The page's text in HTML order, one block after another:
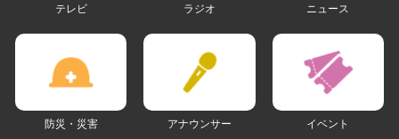
テレビ ラジオ ニュース
防災・災害 アナウンサー イベント